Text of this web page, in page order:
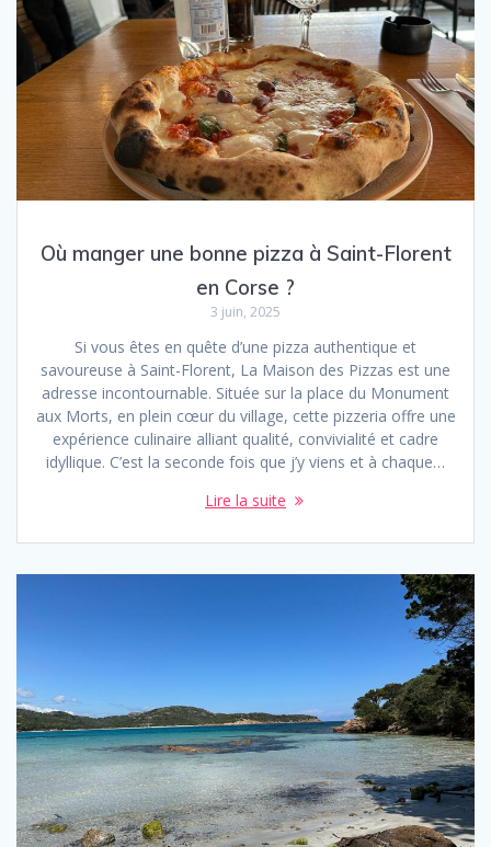
Où manger une bonne pizza à Saint-Florent
en Corse ?
3 juin, 2025
Si vous êtes en quête d’une pizza authentique et
savoureuse à Saint-Florent, La Maison des Pizzas est une
adresse incontournable. Située sur la place du Monument
aux Morts, en plein cœur du village, cette pizzeria offre une
expérience culinaire alliant qualité, convivialité et cadre
idyllique. C’est la seconde fois que j’y viens et à chaque…
Lire la suite